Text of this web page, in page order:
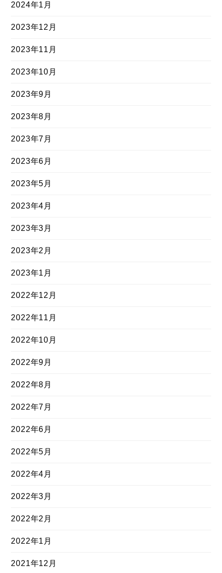
2024年1月
2023年12月
2023年11月
2023年10月
2023年9月
2023年8月
2023年7月
2023年6月
2023年5月
2023年4月
2023年3月
2023年2月
2023年1月
2022年12月
2022年11月
2022年10月
2022年9月
2022年8月
2022年7月
2022年6月
2022年5月
2022年4月
2022年3月
2022年2月
2022年1月
2021年12月